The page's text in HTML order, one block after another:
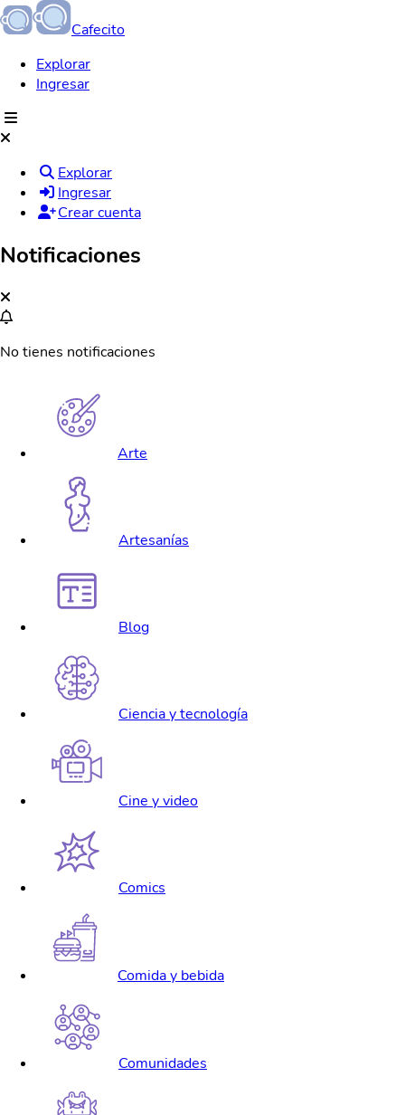
Cafecito
Explorar
Ingresar
Explorar
Ingresar
Crear cuenta
Notificaciones
No tienes notificaciones
Arte
Artesanías
Blog
Ciencia y tecnología
Cine y video
Comics
Comida y bebida
Comunidades